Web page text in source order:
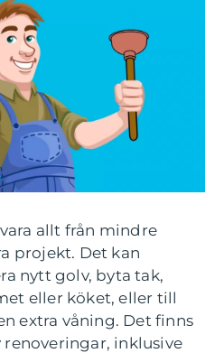
allt från mindre
projekt. Det kan
nytt golv, byta tak,
eller köket, eller till
extra våning. Det finns
inklusive